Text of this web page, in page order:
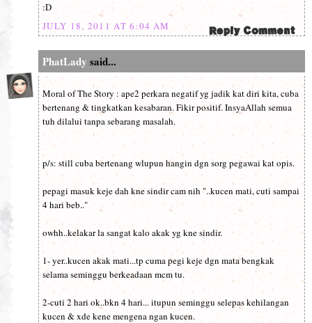
:D
JULY 18, 2011 AT 6:04 AM
PhatLady said...
Moral of The Story : ape2 perkara negatif yg jadik kat diri kita, cuba
bertenang & tingkatkan kesabaran. Fikir positif. InsyaAllah semua
tuh dilalui tanpa sebarang masalah.
p/s: still cuba bertenang wlupun hangin dgn sorg pegawai kat opis.
pepagi masuk keje dah kne sindir cam nih "..kucen mati, cuti sampai
4 hari beb.."
owhh..kelakar la sangat kalo akak yg kne sindir.
1- yer..kucen akak mati...tp cuma pegi keje dgn mata bengkak
selama seminggu berkeadaan mcm tu.
2-cuti 2 hari ok..bkn 4 hari... itupun seminggu selepas kehilangan
kucen & xde kene mengena ngan kucen.